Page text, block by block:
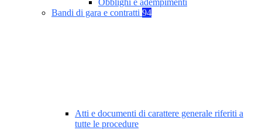
Obblighi e adempimenti
Bandi di gara e contratti 94
Atti e documenti di carattere generale riferiti a
tutte le procedure